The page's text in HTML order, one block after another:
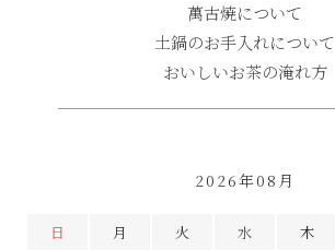
萬古焼について
土鍋のお手入れについて
おいしいお茶の淹れ方
2026年08月
日 月 火 水 木